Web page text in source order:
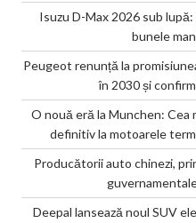
Isuzu D-Max 2026 sub
bunele
Peugeot renunță la
în 2030 și
O nouă eră la Munchen: Cea
definitiv la motoarele
Producătorii auto chinezi,
Deepal lansează noul SUV